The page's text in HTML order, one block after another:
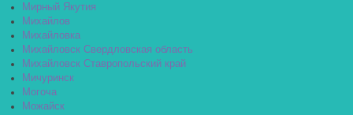
Мирный Якутия
Михайлов
Михайловка
Михайловск Свердловская область
Михайловск Ставропольский край
Мичуринск
Могоча
Можайск